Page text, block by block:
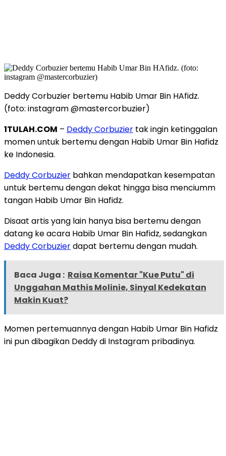
Deddy Corbuzier bertemu Habib Umar Bin HAfidz.
(foto: instagram @mastercorbuzier)
1TULAH.COM – Deddy Corbuzier tak ingin ketinggalan
momen untuk bertemu dengan Habib Umar Bin Hafidz
ke Indonesia.
Deddy Corbuzier bahkan mendapatkan kesempatan
untuk bertemu dengan dekat hingga bisa menciumm
tangan Habib Umar Bin Hafidz.
Disaat artis yang lain hanya bisa bertemu dengan
datang ke acara Habib Umar Bin Hafidz, sedangkan
Deddy Corbuzierdapat bertemu dengan mudah.
Baca Juga : Raisa Komentar "Kue Putu" di
Unggahan Mathis Molinie, Sinyal Kedekatan
Makin Kuat?
Momen pertemuannya dengan Habib Umar Bin Hafidz
ini pun dibagikan Deddy di Instagram pribadinya.